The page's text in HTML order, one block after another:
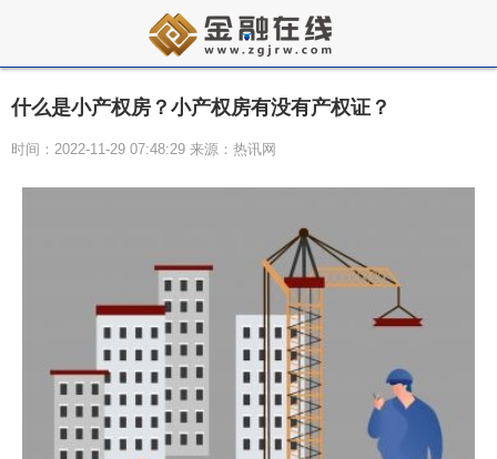
什么是小产权房？小产权房有没有产权证？
时间：2022-11-29 07:48:29 来源：热讯网